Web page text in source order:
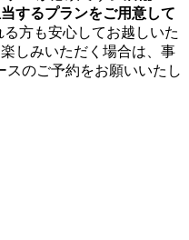
するプランをご用意して
方も安心してお越しいた
しみいただく場合は、事
のご予約をお願いいたし